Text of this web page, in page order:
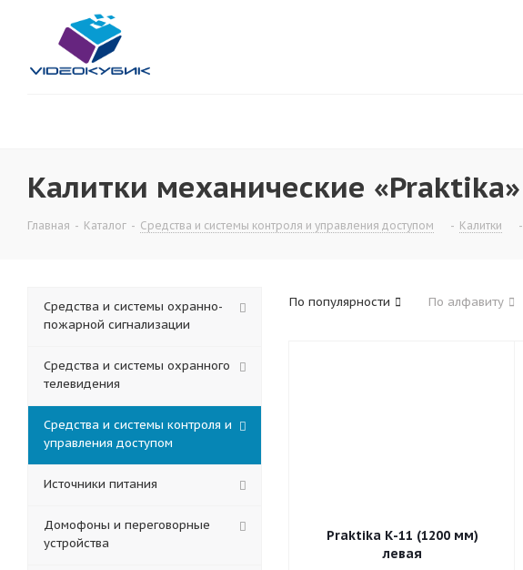
Калитки механические «Praktika»
Главная - Каталог - Средства и системы контроля и управления доступом - Калитки -
По популярности По алфавиту
Praktika К-11 (1200 мм)
левая
Средства и системы охранно-
пожарной сигнализации
Средства и системы охранного
телевидения
Средства и системы контроля и
управления доступом
Источники питания
Домофоны и переговорные
устройства